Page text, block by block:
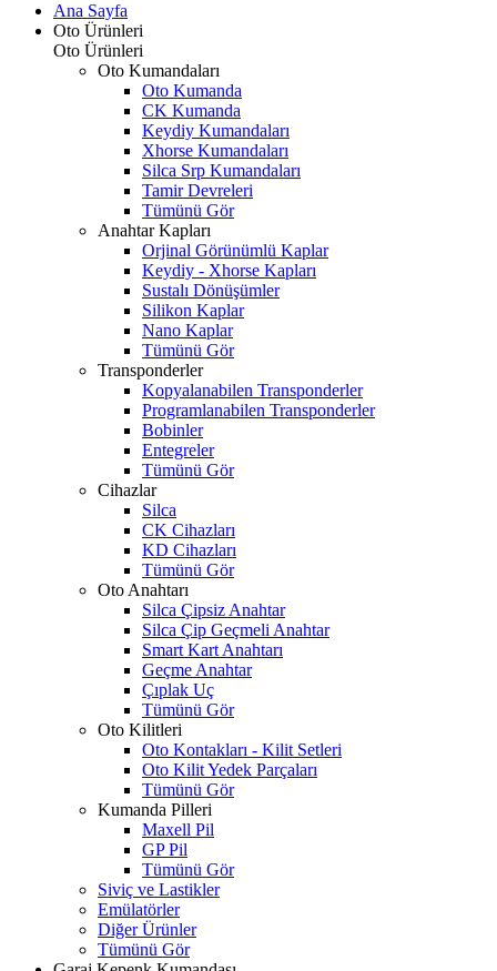
Ana Sayfa
Oto Ürünleri
Oto Ürünleri
Oto Kumandaları
Oto Kumanda
CK Kumanda
Keydiy Kumandaları
Xhorse Kumandaları
Silca Srp Kumandaları
Tamir Devreleri
Tümünü Gör
Anahtar Kapları
Orjinal Görünümlü Kaplar
Keydiy - Xhorse Kapları
Sustalı Dönüşümler
Silikon Kaplar
Nano Kaplar
Tümünü Gör
Transponderler
Kopyalanabilen Transponderler
Programlanabilen Transponderler
Bobinler
Entegreler
Tümünü Gör
Cihazlar
Silca
CK Cihazları
KD Cihazları
Tümünü Gör
Oto Anahtarı
Silca Çipsiz Anahtar
Silca Çip Geçmeli Anahtar
Smart Kart Anahtarı
Geçme Anahtar
Çıplak Uç
Tümünü Gör
Oto Kilitleri
Oto Kontakları - Kilit Setleri
Oto Kilit Yedek Parçaları
Tümünü Gör
Kumanda Pilleri
Maxell Pil
GP Pil
Tümünü Gör
Siviç ve Lastikler
Emülatörler
Diğer Ürünler
Tümünü Gör